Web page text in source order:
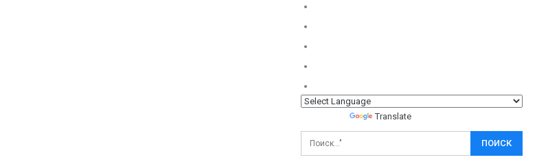
Powered by Translate